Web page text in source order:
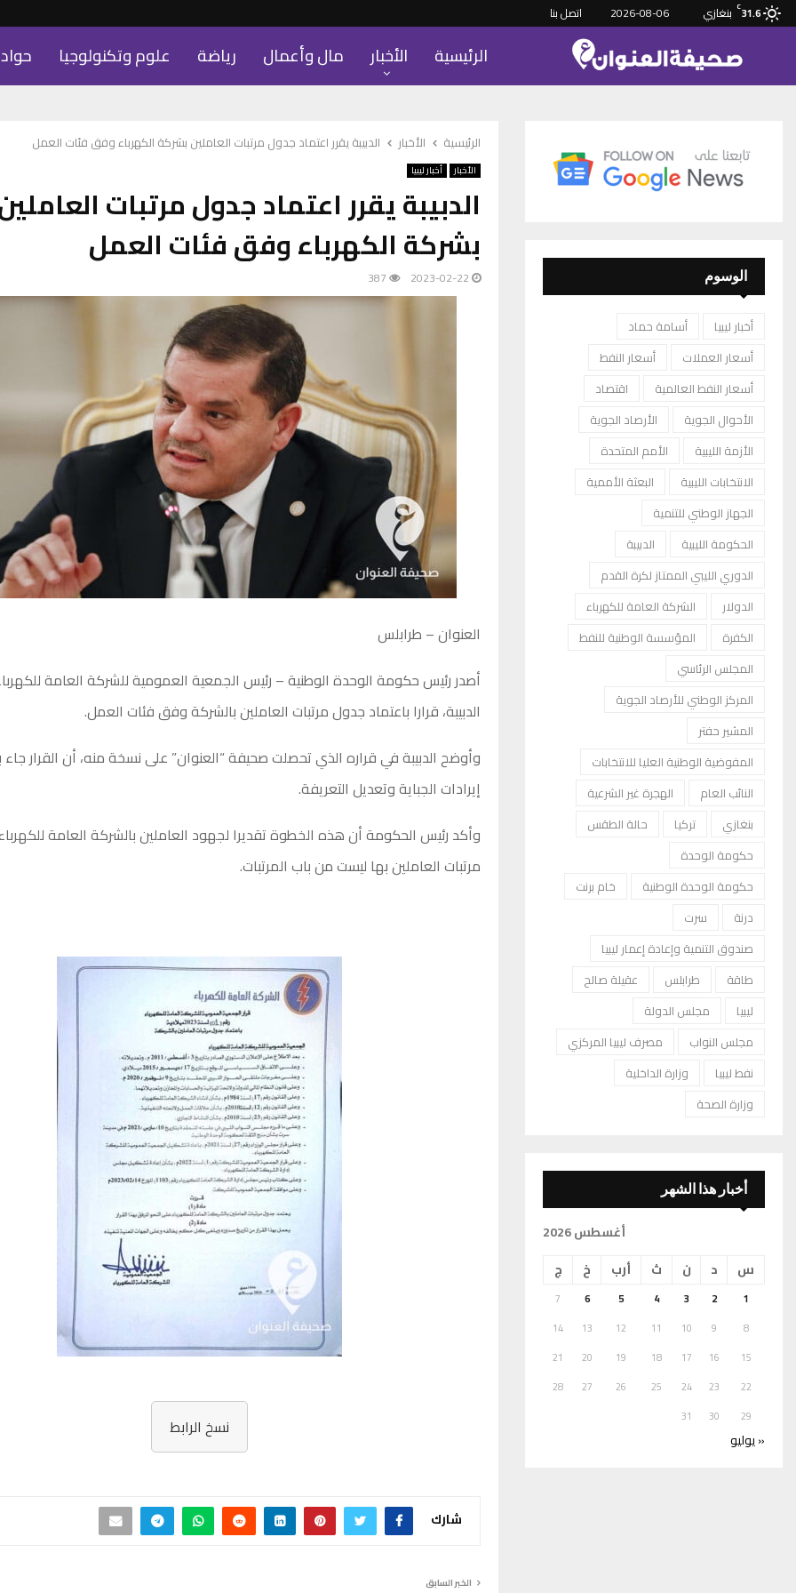
31.6
C بنغازي 2026-08-06 اتصل بنا
الرئيسية الأخبار مال وأعمال رياضة علوم وتكنولوجيا
الرئيسية الأخبار الدبيبة يقرر اعتماد جدول مرتبات العاملين بشركة الكهرباء وفق فئات العمل
الأخبار أخبار ليبيا
الدبيبة يقرر اعتماد جدول مرتبات
بشركة الكهرباء وفق فئات العمل
2023-02-22
387
العنوان – طرابلس
أصدر رئيس حكومة الوحدة الوطنية – رئيس الجمعية العمومية للشركة العامة
الدبيبة، قرارا باعتماد جدول مرتبات العاملين بالشركة وفق فئات العمل.
وأوضح الدبيبة في قراره الذي تحصلت صحيفة “العنوان” على نسخة منه، أن القرار
إيرادات الجباية وتعديل التعريفة.
وأكد رئيس الحكومة أن هذه الخطوة تقديرا لجهود العاملين بالشركة العامة للكهرباء
مرتبات العاملين بها ليست من باب المرتبات.
نسخ الرابط
شارك
الخبر السابق
الوسوم
أخبار ليبيا
أسامة حماد
أسعار العملات
أسعار النفط
أسعار النفط العالمية
اقتصاد
الأحوال الجوية
الأرصاد الجوية
الأزمة الليبية
الأمم المتحدة
الانتخابات الليبية
البعثة الأممية
الجهاز الوطني للتنمية
الحكومة الليبية
الدبيبة
الدوري الليبي الممتاز لكرة القدم
الدولار
الشركة العامة للكهرباء
الكفرة
المؤسسة الوطنية للنفط
المجلس الرئاسي
المركز الوطني للأرصاد الجوية
المشير حفتر
المفوضية الوطنية العليا للانتخابات
النائب العام
الهجرة غير الشرعية
بنغازي
تركيا
حالة الطقس
حكومة الوحدة
حكومة الوحدة الوطنية
خام برنت
درنة
سرت
صندوق التنمية وإعادة إعمار ليبيا
طاقة
طرابلس
عقيلة صالح
ليبيا
مجلس الدولة
مجلس النواب
مصرف ليبيا المركزي
نفط ليبيا
وزارة الداخلية
وزارة الصحة
أخبار هذا الشهر
أغسطس 2026
س
د ن ث أرب خ ج
1
2
3
4
5
6
7
8
9
10
11
12
13
14
15
16
17
18
19
20
21
22
23
24
25
26
27
28
29
30
31
« يوليو